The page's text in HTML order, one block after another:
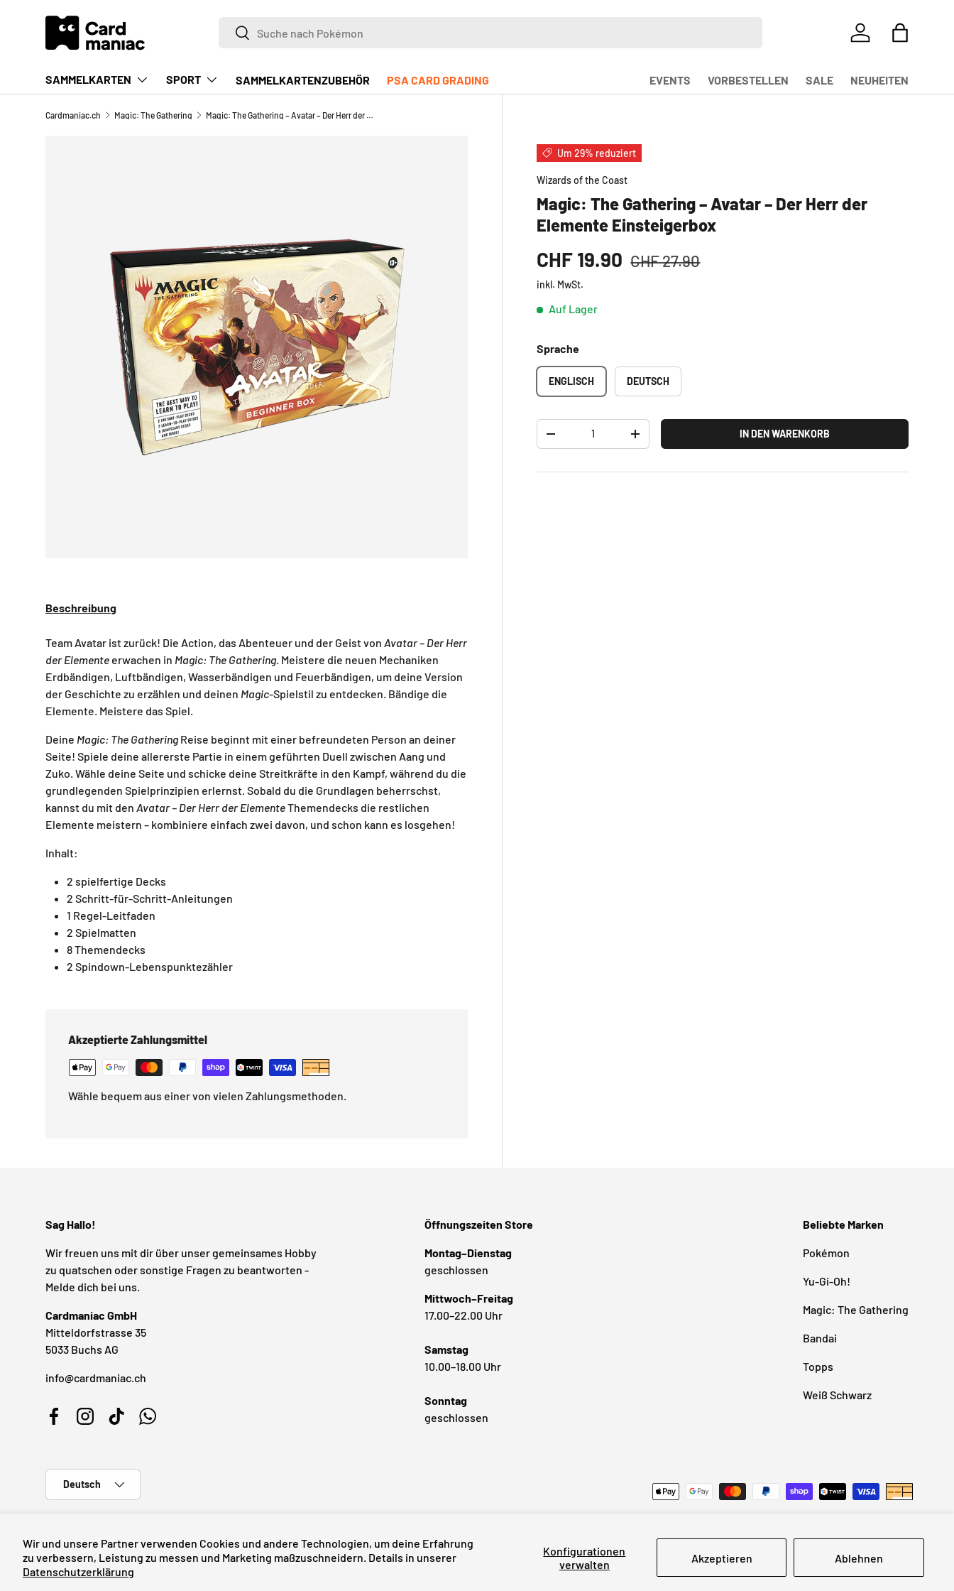
Wir und unsere Partner verwenden Cookies und andere Technologien, um deine Erfahrung
zu verbessern, Leistung zu messen und Marketing maßzuschneidern. Details in unserer
Datenschutzerklärung
Konfigurationen
verwalten
Akzeptieren Ablehnen
DIREKT ZUM INHALT Suchen
Suchen
EINLOGGEN
SAMMELKARTEN SPORT SAMMELKARTENZUBEHÖR PSA CARD GRADING EVENTS VORBESTELLEN SALE NEUHEITEN
Cardmaniac.ch Magic: The Gathering
Um 29% reduziert
Wizards of the Coast
Magic: The Gathering – Avatar – Der Herr der
Elemente Einsteigerbox
CHF 19.90 CHF 27.90
inkl. MwSt.
Auf Lager
Sprache
ENGLISCH DEUTSCH
- + IN DEN WARENKORB
Beschreibung
Team Avatar ist zurück! Die Action, das Abenteuer und der Geist von Avatar – Der Herr
der Elemente erwachen in Magic: The Gathering. Meistere die neuen Mechaniken
Erdbändigen, Luftbändigen, Wasserbändigen und Feuerbändigen, um deine Version
der Geschichte zu erzählen und deinen Magic-Spielstil zu entdecken. Bändige die
Elemente. Meistere das Spiel.
Deine Magic: The Gathering Reise beginnt mit einer befreundeten Person an deiner
Seite! Spiele deine allererste Partie in einem geführten Duell zwischen Aang und
Zuko. Wähle deine Seite und schicke deine Streitkräfte in den Kampf, während du die
grundlegenden Spielprinzipien erlernst. Sobald du die Grundlagen beherrschst,
kannst du mit den Avatar – Der Herr der ElementeThemendecks die restlichen
Elemente meistern – kombiniere einfach zwei davon, und schon kann es losgehen!
Inhalt:
2 spielfertige Decks
2 Schritt-für-Schritt-Anleitungen
1 Regel-Leitfaden
2 Spielmatten
8 Themendecks
2 Spindown-Lebenspunktezähler
Akzeptierte Zahlungsmittel
Wähle bequem aus einer von vielen Zahlungsmethoden.
Sag Hallo!
Wir freuen uns mit dir über unser gemeinsames Hobby
zu quatschen oder sonstige Fragen zu beantworten -
Melde dich bei uns.
Cardmaniac GmbH
Mitteldorfstrasse 35
5033 Buchs AG
info@cardmaniac.ch
FacebookInstagramTikTokWhatsApp
Öffnungszeiten Store
Montag–Dienstag
geschlossen
Mittwoch–Freitag
17.00–22.00 Uhr
Samstag
10.00–18.00 Uhr
Sonntag
geschlossen
Beliebte Marken
Pokémon
Yu-Gi-Oh!
Magic: The Gathering
Bandai
Topps
Weiß Schwarz
Deutsch
© 2026 Cardmaniac.ch Impressum Datenschutzerklärung